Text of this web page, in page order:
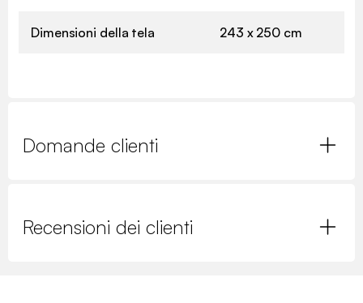
Dimensioni della tela 243 x 250 cm
Domande clienti
Recensioni dei clienti